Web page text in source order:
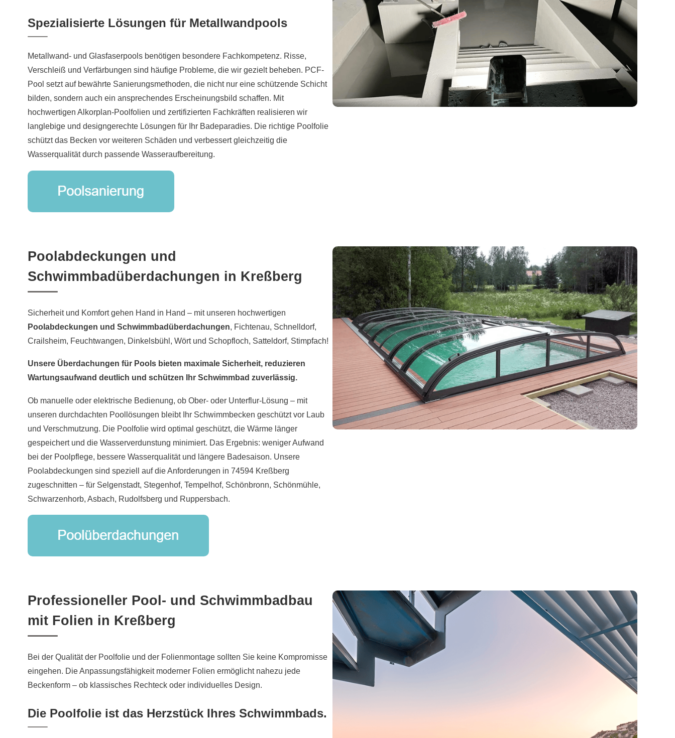
Spezialisierte Lösungen für Metallwandpools
Metallwand- und Glasfaserpools benötigen besondere Fachkompetenz. Risse,
Verschleiß und Verfärbungen sind häufige Probleme, die wir gezielt beheben. PCF-
Pool setzt auf bewährte Sanierungsmethoden, die nicht nur eine schützende Schicht
bilden, sondern auch ein ansprechendes Erscheinungsbild schaffen. Mit
hochwertigen Alkorplan-Poolfolien und zertifizierten Fachkräften realisieren wir
langlebige und designgerechte Lösungen für Ihr Badeparadies. Die richtige Poolfolie
schützt das Becken vor weiteren Schäden und verbessert gleichzeitig die
Wasserqualität durch passende Wasseraufbereitung.
Poolabdeckungen und
Schwimmbadüberdachungen in Kreßberg
Sicherheit und Komfort gehen Hand in Hand – mit unseren hochwertigen
Poolabdeckungen und Schwimmbadüberdachungen, Fichtenau, Schnelldorf,
Crailsheim, Feuchtwangen, Dinkelsbühl, Wört und Schopfloch, Satteldorf, Stimpfach!
Unsere Überdachungen für Pools bieten maximale Sicherheit, reduzieren
Wartungsaufwand deutlich und schützen Ihr Schwimmbad zuverlässig.
Ob manuelle oder elektrische Bedienung, ob Ober- oder Unterflur-Lösung – mit
unseren durchdachten Poollösungen bleibt Ihr Schwimmbecken geschützt vor Laub
und Verschmutzung. Die Poolfolie wird optimal geschützt, die Wärme länger
gespeichert und die Wasserverdunstung minimiert. Das Ergebnis: weniger Aufwand
bei der Poolpflege, bessere Wasserqualität und längere Badesaison. Unsere
Poolabdeckungen sind speziell auf die Anforderungen in 74594 Kreßberg
zugeschnitten – für Selgenstadt, Stegenhof, Tempelhof, Schönbronn, Schönmühle,
Schwarzenhorb, Asbach, Rudolfsberg und Ruppersbach.
Professioneller Pool- und Schwimmbadbau
mit Folien in Kreßberg
Bei der Qualität der Poolfolie und der Folienmontage sollten Sie keine Kompromisse
eingehen. Die Anpassungsfähigkeit moderner Folien ermöglicht nahezu jede
Beckenform – ob klassisches Rechteck oder individuelles Design.
Die Poolfolie ist das Herzstück Ihres Schwimmbads.